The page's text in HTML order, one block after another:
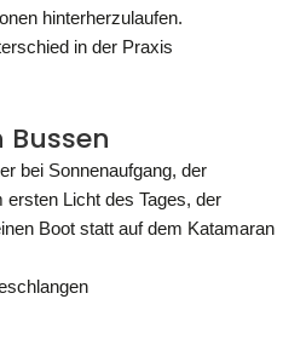
hinterherzulaufen.
in der Praxis
bei Sonnenaufgang, der
Licht des Tages, der
Boot statt auf dem Katamaran